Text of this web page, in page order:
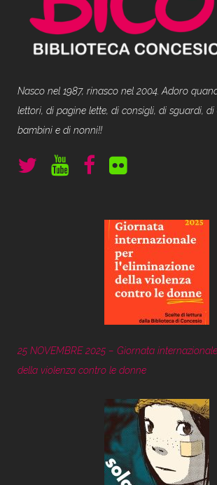
Nasco nel 1987, rinasco nel 2004. Adoro
lettori, di pagine lette, di consigli, di sguardi,
bambini e di nonni!!
25 NOVEMBRE 2025 – Giornata
della violenza contro le donne